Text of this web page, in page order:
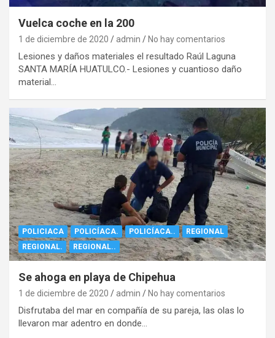
Vuelca coche en la 200
1 de diciembre de 2020 admin No hay comentarios
Lesiones y daños materiales el resultado Raúl Laguna
SANTA MARÍA HUATULCO.- Lesiones y cuantioso daño
material…
POLICIACA POLICÍACA. POLICÍACA..
REGIONAL
REGIONAL.
REGIONAL..
Se ahoga en playa de Chipehua
1 de diciembre de 2020 admin No hay comentarios
Disfrutaba del mar en compañía de su pareja, las olas lo
llevaron mar adentro en donde…